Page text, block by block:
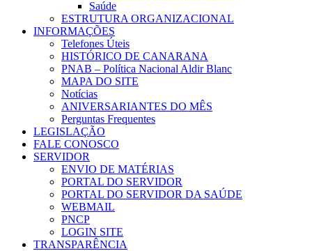
Saúde
ESTRUTURA ORGANIZACIONAL
INFORMAÇÕES
Telefones Úteis
HISTÓRICO DE CANARANA
PNAB – Política Nacional Aldir Blanc
MAPA DO SITE
Notícias
ANIVERSARIANTES DO MÊS
Perguntas Frequentes
LEGISLAÇÃO
FALE CONOSCO
SERVIDOR
ENVIO DE MATÉRIAS
PORTAL DO SERVIDOR
PORTAL DO SERVIDOR DA SAÚDE
WEBMAIL
PNCP
LOGIN SITE
TRANSPARÊNCIA